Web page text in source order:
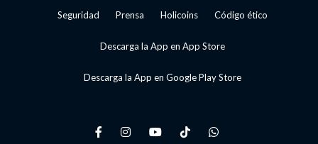
Seguridad Prensa Holicoins Código ético
Descarga la App en App Store
Descarga la App en Google Play Store